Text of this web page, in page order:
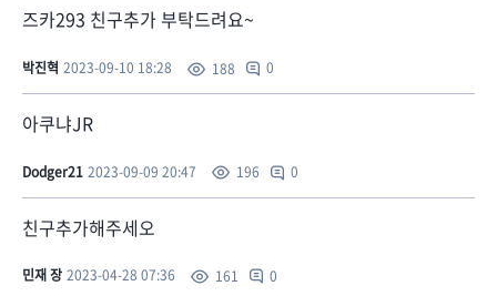
즈카293 친구추가 부탁드려요~
박진혁 2023-09-10 18:28 188 0
아쿠냐JR
Dodger21 2023-09-09 20:47 196 0
친구추가해주세오
민재 장 2023-04-28 07:36 161 0